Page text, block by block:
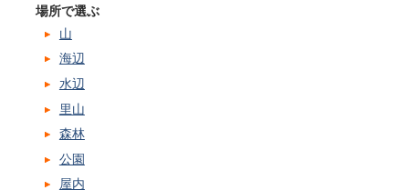
場所で選ぶ
山
海辺
水辺
里山
森林
公園
屋内